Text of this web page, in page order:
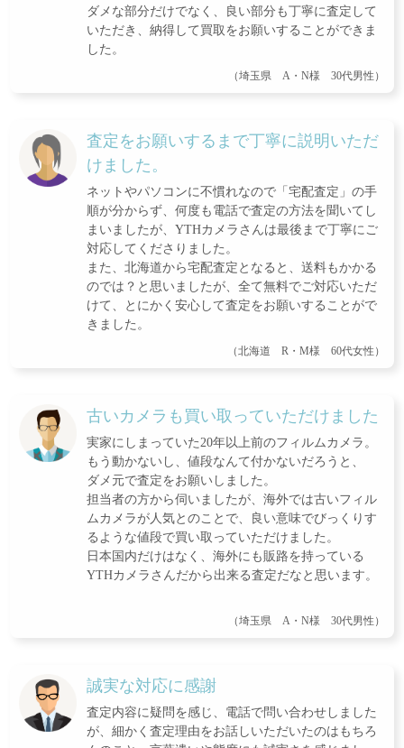
ダメな部分だけでなく、良い部分も丁寧に査定して
いただき、納得して買取をお願いすることができま
した。
（埼玉県 A・N様 30代男性）
査定をお願いするまで丁寧に説明いただ
けました。
ネットやパソコンに不慣れなので「宅配査定」の手
順が分からず、何度も電話で査定の方法を聞いてし
まいましたが、YTHカメラさんは最後まで丁寧にご
対応してくださりました。
また、北海道から宅配査定となると、送料もかかる
のでは？と思いましたが、全て無料でご対応いただ
けて、とにかく安心して査定をお願いすることがで
きました。
（北海道 R・M様 60代女性）
古いカメラも買い取っていただけました
実家にしまっていた20年以上前のフィルムカメラ。
もう動かないし、値段なんて付かないだろうと、
ダメ元で査定をお願いしました。
担当者の方から伺いましたが、海外では古いフィル
ムカメラが人気とのことで、良い意味でびっくりす
るような値段で買い取っていただけました。
日本国内だけはなく、海外にも販路を持っている
YTHカメラさんだから出来る査定だなと思います。
（埼玉県 A・N様 30代男性）
誠実な対応に感謝
査定内容に疑問を感じ、電話で問い合わせしました
が、細かく査定理由をお話しいただいたのはもちろ